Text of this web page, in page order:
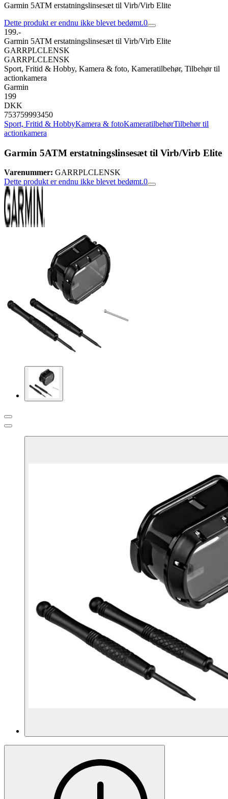
Garmin 5ATM erstatningslinsesæt til Virb/Virb Elite
Dette produkt er endnu ikke blevet bedømt.0
199.-
Garmin 5ATM erstatningslinsesæt til Virb/Virb Elite
GARRPLCLENSK
GARRPLCLENSK
Sport, Fritid & Hobby, Kamera & foto, Kameratilbehør, Tilbehør til
actionkamera
Garmin
199
DKK
753759993450
Sport, Fritid & HobbyKamera & fotoKameratilbehørTilbehør til
actionkamera
Garmin 5ATM erstatningslinsesæt til Virb/Virb Elite
Varenummer: GARRPLCLENSK
Dette produkt er endnu ikke blevet bedømt.0